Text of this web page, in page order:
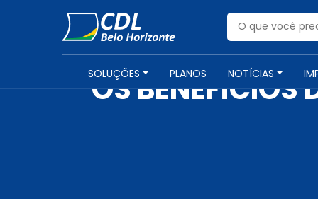
SOLUÇÕES PLANOS NOTÍCIAS
OS BENEFÍCIOS